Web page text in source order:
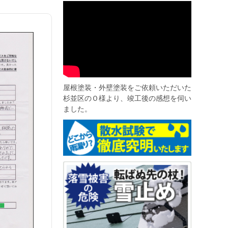
屋根塗装・外壁塗装をご依頼いただいた
杉並区のＯ様より、竣工後の感想を伺い
ました。